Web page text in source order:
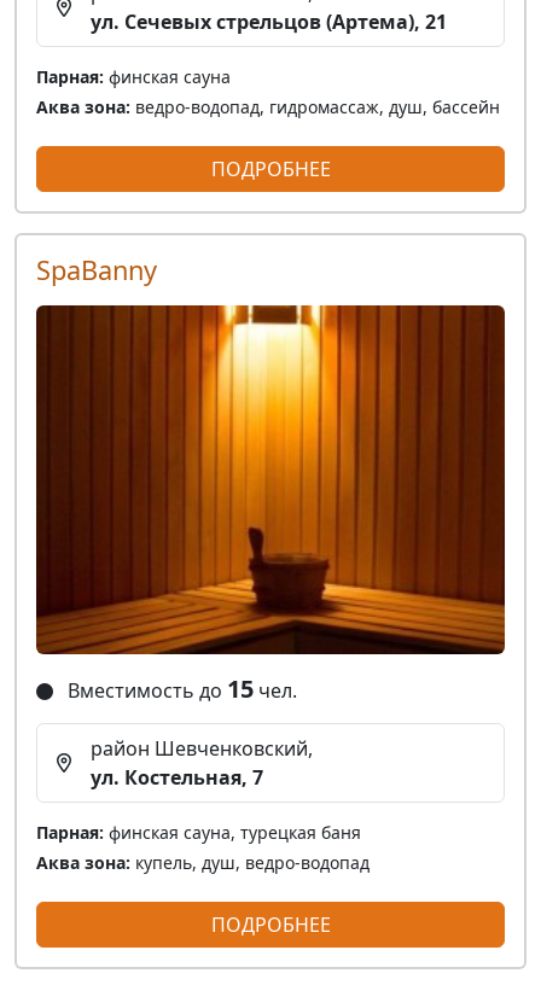
ул. Сечевых стрельцов (Артема), 21
Парная: финская сауна
Аква зона: ведро-водопад, гидромассаж, душ, бассейн
ПОДРОБНЕЕ
SpaBanny
Вместимость до 15 чел.
район Шевченковский,
ул. Костельная, 7
Парная: финская сауна, турецкая баня
Аква зона: купель, душ, ведро-водопад
ПОДРОБНЕЕ